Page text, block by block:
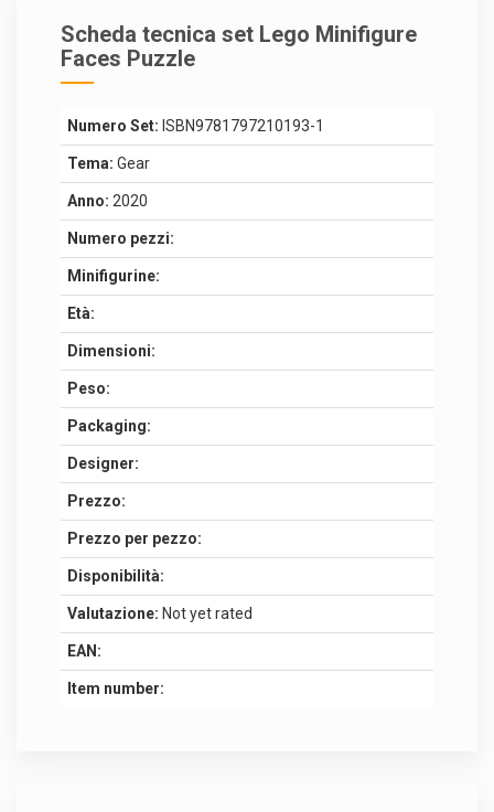
Scheda tecnica set Lego Minifigure
Faces Puzzle
Numero Set: ISBN9781797210193-1
Tema: Gear
Anno: 2020
Numero pezzi:
Minifigurine:
Età:
Dimensioni:
Peso:
Packaging:
Designer:
Prezzo:
Prezzo per pezzo:
Disponibilità:
Valutazione: Not yet rated
EAN:
Item number: